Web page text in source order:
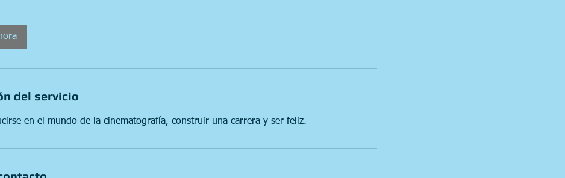
del servicio
en el mundo de la cinematografía, construir una carrera y ser feliz.